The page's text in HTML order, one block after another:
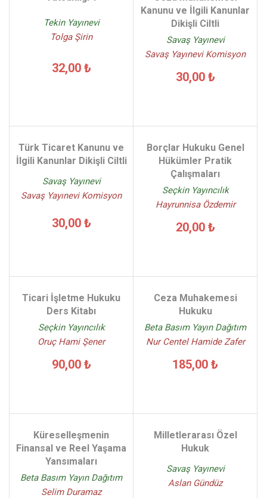
Tekin Yayınevi
Tolga Şirin
32,00 ₺
Kanunu ve İlgili Kanunlar
Dikişli Ciltli
Savaş Yayınevi
Savaş Yayınevi Komisyon
30,00 ₺
Türk Ticaret Kanunu ve
İlgili Kanunlar Dikişli Ciltli
Savaş Yayınevi
Savaş Yayınevi Komisyon
30,00 ₺
Borçlar Hukuku Genel
Hükümler Pratik
Çalışmaları
Seçkin Yayıncılık
Hayrunnisa Özdemir
20,00 ₺
Ticari İşletme Hukuku
Ders Kitabı
Seçkin Yayıncılık
Oruç Hami Şener
90,00 ₺
Ceza Muhakemesi
Hukuku
Beta Basım Yayın Dağıtım
Nur Centel Hamide Zafer
185,00 ₺
Küreselleşmenin
Finansal ve Reel Yaşama
Yansımaları
Beta Basım Yayın Dağıtım
Selim Duramaz
Milletlerarası Özel
Hukuk
Savaş Yayınevi
Aslan Gündüz